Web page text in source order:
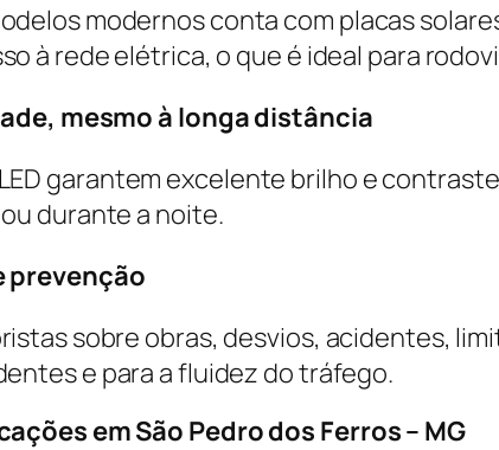
modernos conta com placas
à rede elétrica, o que é ideal para
mesmo à longa distância
garantem excelente brilho e
durante a noite.
prevenção
sobre obras, desvios, acidentes,
e para a fluidez do tráfego.
em São Pedro dos Ferros – MG